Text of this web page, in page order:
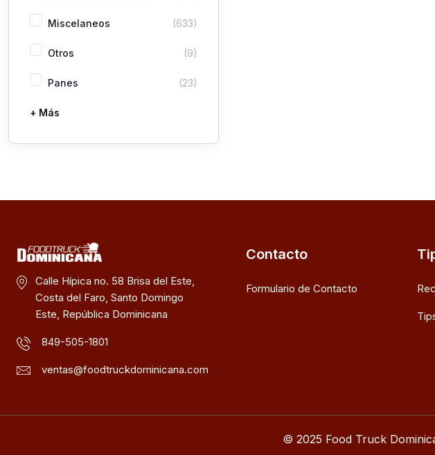
Miscelaneos (633)
Otros (9)
Panes (23)
Pastas
Picaderas
Sazones y Salsas
Vegetales
+ Más
Calle Hípica no. 58 Brisa del Este,
Costa del Faro, Santo Domingo
Este, República Dominicana
849-505-1801
ventas@foodtruckdominicana.com
Contacto
Formulario de Contacto
© 2025 Food Truck